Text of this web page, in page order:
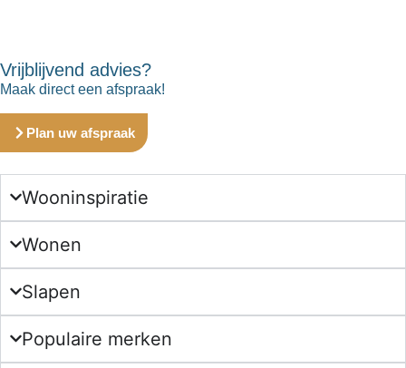
Vrijblijvend advies?
Maak direct een afspraak!
Plan uw afspraak
Wooninspiratie
Wonen
Slapen
Populaire merken